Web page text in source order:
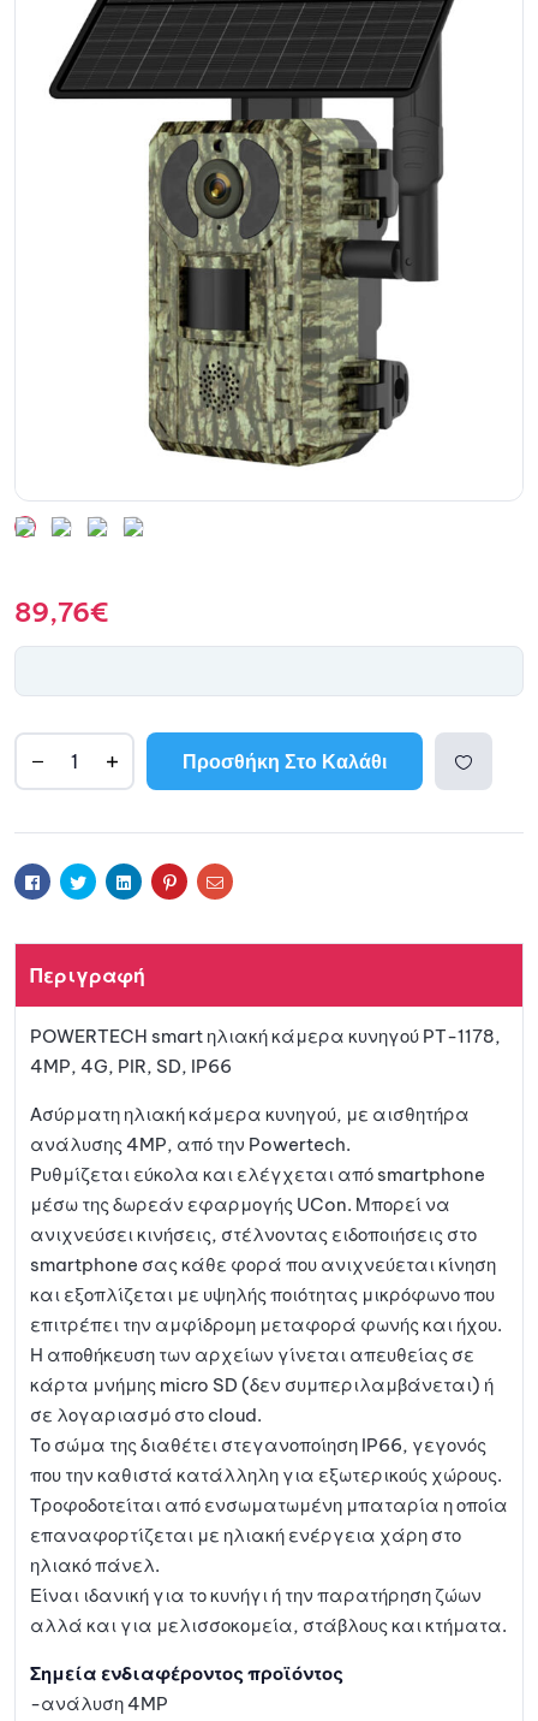
89,76€
Προσθήκη Στο Καλάθι
αγαπη
μένων
l
r
Facebook
TwitterLinkedinPinterestEmail
Περιγραφή
POWERTECH smart ηλιακή κάμερα κυνηγού PT-1178,
4MP, 4G, PIR, SD, IP66
Ασύρματη ηλιακή κάμερα κυνηγού, με αισθητήρα
ανάλυσης 4MP, από την Powertech.
Ρυθμίζεται εύκολα και ελέγχεται από smartphone
μέσω της δωρεάν εφαρμογής UCon. Μπορεί να
ανιχνεύσει κινήσεις, στέλνοντας ειδοποιήσεις στο
smartphone σας κάθε φορά που ανιχνεύεται κίνηση
και εξοπλίζεται με υψηλής ποιότητας μικρόφωνο που
επιτρέπει την αμφίδρομη μεταφορά φωνής και ήχου.
Η αποθήκευση των αρχείων γίνεται απευθείας σε
κάρτα μνήμης micro SD (δεν συμπεριλαμβάνεται) ή
σε λογαριασμό στο cloud.
Το σώμα της διαθέτει στεγανοποίηση IP66, γεγονός
που την καθιστά κατάλληλη για εξωτερικούς χώρους.
Τροφοδοτείται από ενσωματωμένη μπαταρία η οποία
επαναφορτίζεται με ηλιακή ενέργεια χάρη στο
ηλιακό πάνελ.
Είναι ιδανική για το κυνήγι ή την παρατήρηση ζώων
αλλά και για μελισσοκομεία, στάβλους και κτήματα.
Σημεία ενδιαφέροντος προϊόντος
-ανάλυση 4MP